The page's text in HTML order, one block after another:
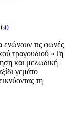
0
ενώνουν τις φωνές
τραγουδιού «Τη
και μελωδική
γεμάτο
τη